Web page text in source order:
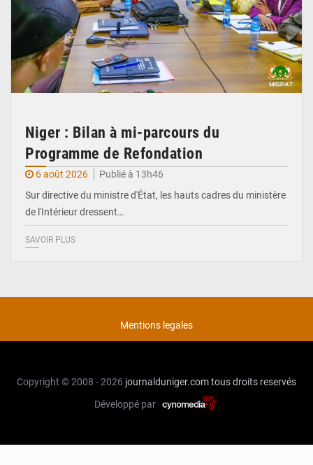
Niger : Bilan à mi-parcours du
Programme de Refondation
6 août 2026
Publié à 13h46
Sur directive du ministre d'État, les hauts cadres du ministère
de l'Intérieur dressent…
SAVOIR PLUS
Mentions legales
Copyright © 2008 - 2026 journalduniger.comtous droits reservés
Développé par